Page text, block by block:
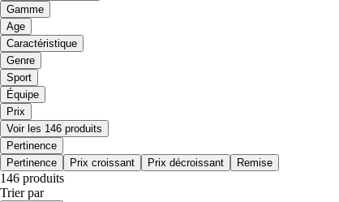
Gamme
Age
Caractéristique
Genre
Sport
Équipe
Prix
Voir les 146 produits
Pertinence
Pertinence
Prix croissant Prix décroissant Remise
146 produits
Trier par